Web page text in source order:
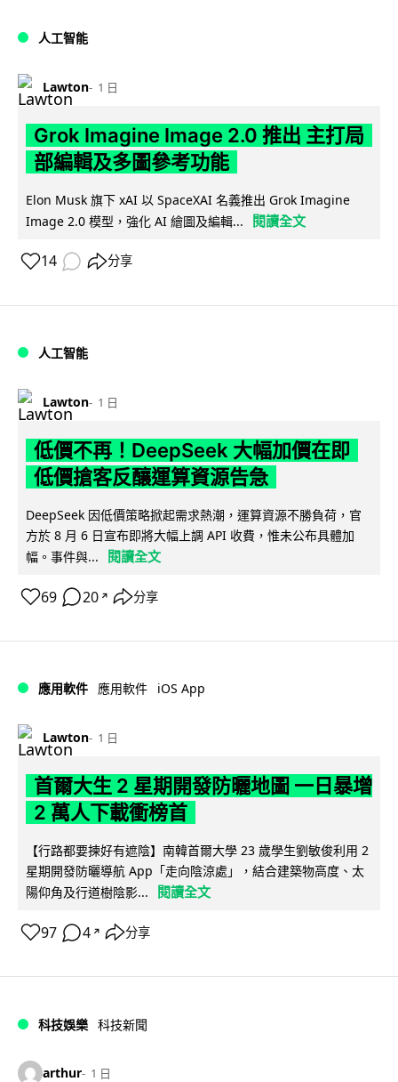
人工智能
Lawton 1 日
Grok Imagine Image 2.0 推出 主打局
部編輯及多圖參考功能
Elon Musk 旗下 xAI 以 SpaceXAI 名義推出 Grok Imagine
Image 2.0 模型，強化 AI 繪圖及編輯...
閱讀全文
14 分享
人工智能
Lawton 1 日
低價不再！DeepSeek 大幅加價在即
低價搶客反釀運算資源告急
DeepSeek 因低價策略掀起需求熱潮，運算資源不勝負荷，官
方於 8 月 6 日宣布即將大幅上調 API 收費，惟未公布具體加
幅。事件與...
閱讀全文
69 20 ↗ 分享
應用軟件 應用軟件 iOS App
Lawton 1 日
首爾大生 2 星期開發防曬地圖 一日暴增
2 萬人下載衝榜首
【行路都要揀好有遮陰】南韓首爾大學 23 歲學生劉敏俊利用 2
星期開發防曬導航 App「走向陰涼處」，結合建築物高度、太
陽仰角及行道樹陰影...
閱讀全文
97 4 ↗ 分享
科技娛樂 科技新聞
arthur 1 日